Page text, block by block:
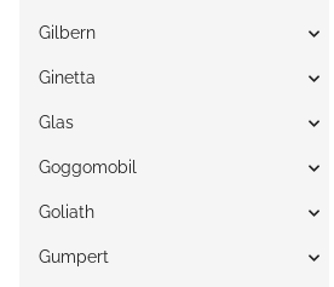
Gilbern
Ginetta
Glas
Goggomobil
Goliath
Gumpert